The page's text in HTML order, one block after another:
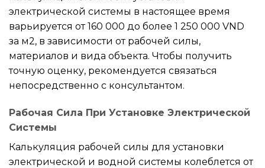
электрической системы в настоящее время
варьируется от 160 000 до более 1 250 000 VND
за м2, в зависимости от рабочей силы,
материалов и вида объекта. Чтобы получить
точную оценку, рекомендуется связаться
непосредственно с консультантом.
Рабочая Сила При Установке Электрической
Системы
Калькуляция рабочей силы для установки
электрической и водной системы колеблется от